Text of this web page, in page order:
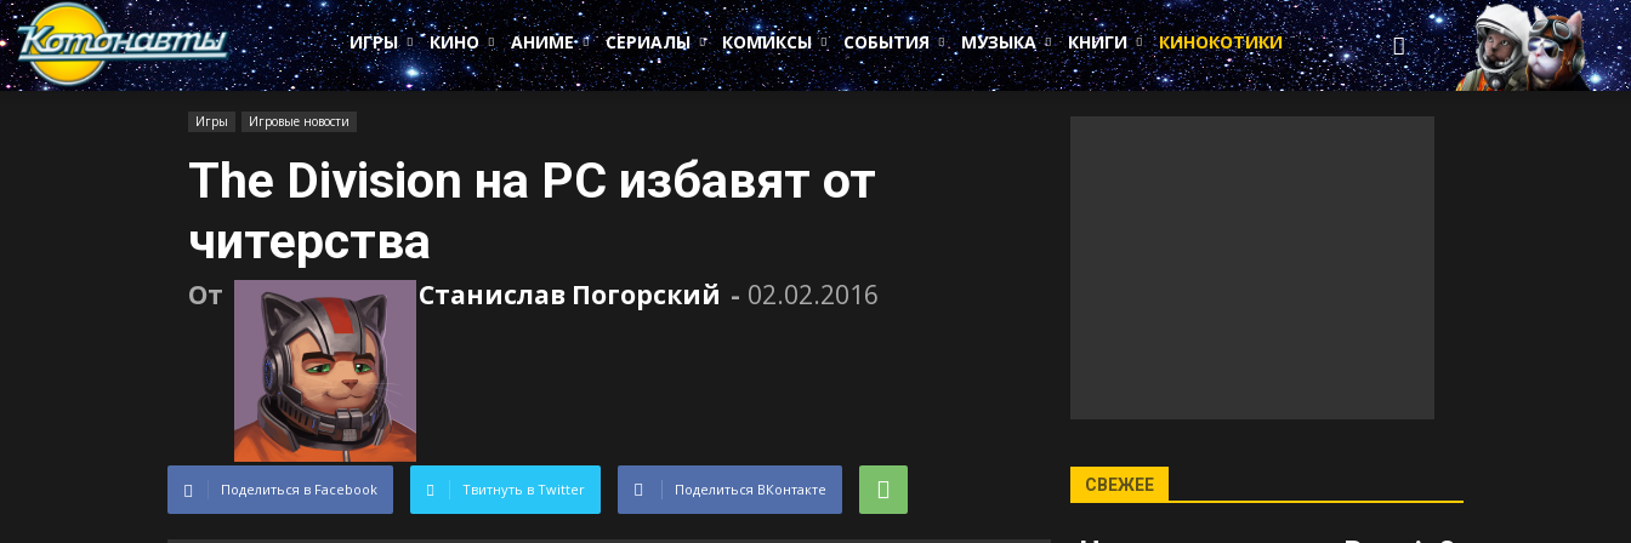
Котонавты
ИГРЫ
КИНО АНИМЕ СЕРИАЛЫ КОМИКСЫ СОБЫТИЯ МУЗЫКА КНИГИ КИНОКОТИКИ
Игры Игровые новости
The Division на PC избавят от
читерства
От Станислав Погорский - 02.02.2016
Поделиться в Facebook Твитнуть в Twitter Поделиться ВКонтакте СВЕЖЕЕ